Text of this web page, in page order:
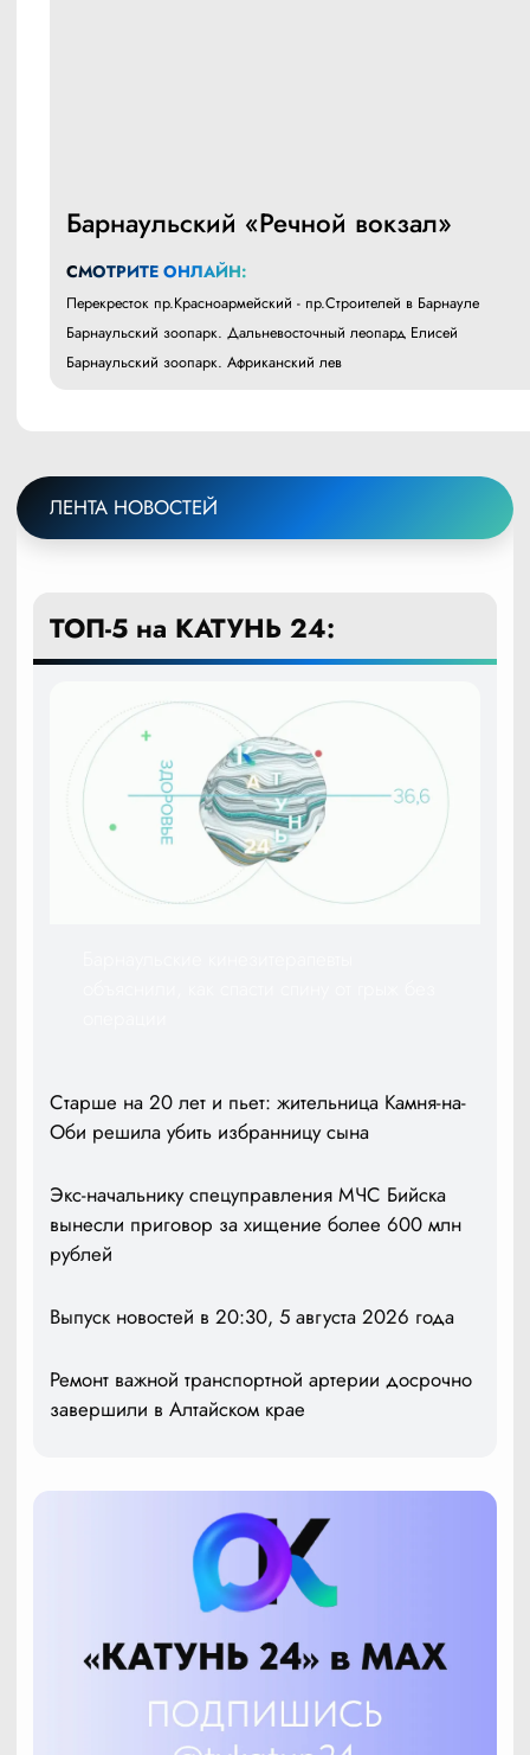
Барнаульский «Речной вокзал»
СМОТРИТЕ ОНЛАЙН:
Перекресток пр.Красноармейский - пр.Строителей в Барнауле
Барнаульский зоопарк. Дальневосточный леопард Елисей
Барнаульский зоопарк. Африканский лев
ЛЕНТА НОВОСТЕЙ
ТОП-5 на КАТУНЬ 24:
Старше на 20 лет и пьет: жительница Камня-на-
Оби решила убить избранницу сына
Экс-начальнику спецуправления МЧС Бийска
вынесли приговор за хищение более 600 млн
рублей
Выпуск новостей в 20:30, 5 августа 2026 года
Ремонт важной транспортной артерии досрочно
завершили в Алтайском крае